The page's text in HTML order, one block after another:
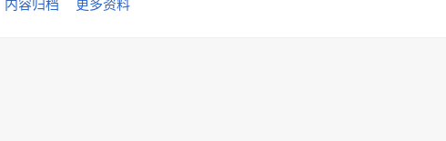
内容归档 更多资料